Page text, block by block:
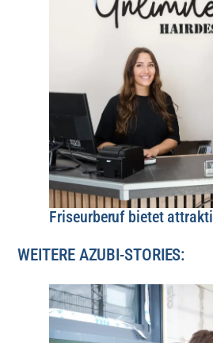
Friseurberuf bietet
WEITERE AZUBI-STORIES: